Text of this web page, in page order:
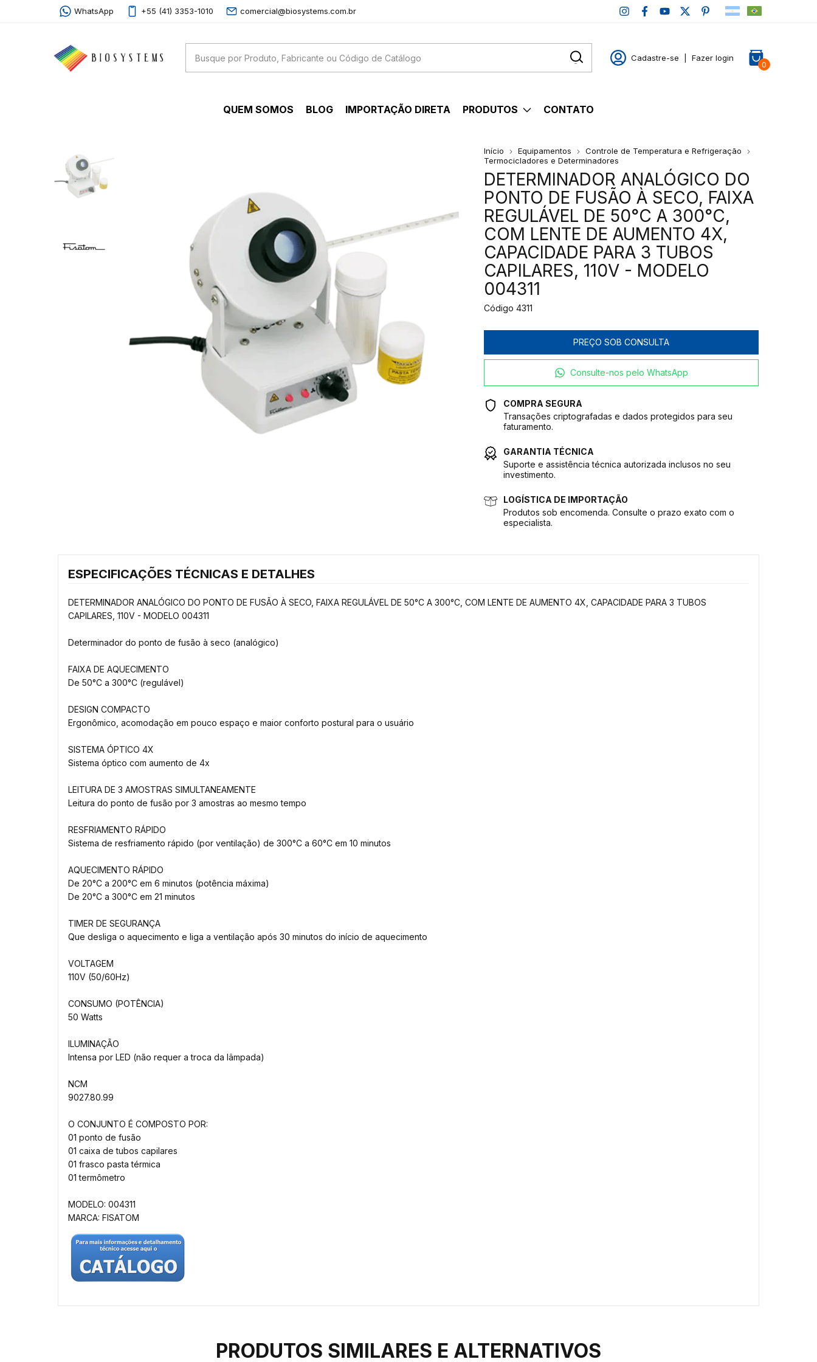
WhatsApp +55 (41) 3353-1010 comercial@biosystems.com.br
Cadastre-se Fazer login
0
QUEM SOMOS BLOG IMPORTAÇÃO DIRETA PRODUTOS CONTATO
Início Equipamentos
Controle de Temperatura e Refrigeração
Termocicladores e Determinadores
DETERMINADOR ANALÓGICO DO
PONTO DE FUSÃO À SECO, FAIXA
REGULÁVEL DE 50°C A 300°C,
COM LENTE DE AUMENTO 4X,
CAPACIDADE PARA 3 TUBOS
CAPILARES, 110V - MODELO
004311
Código 4311
Consulte-nos pelo WhatsApp
COMPRA SEGURA
Transações criptografadas e dados protegidos para seu
faturamento.
GARANTIA TÉCNICA
Suporte e assistência técnica autorizada inclusos no seu
investimento.
LOGÍSTICA DE IMPORTAÇÃO
Produtos sob encomenda. Consulte o prazo exato com o
especialista.
ESPECIFICAÇÕES TÉCNICAS E DETALHES
DETERMINADOR ANALÓGICO DO PONTO DE FUSÃO À SECO, FAIXA REGULÁVEL DE 50°C A 300°C, COM LENTE DE AUMENTO 4X, CAPACIDADE PARA 3 TUBOS
CAPILARES, 110V - MODELO 004311
Determinador do ponto de fusão à seco (analógico)
FAIXA DE AQUECIMENTO
De 50°C a 300°C (regulável)
DESIGN COMPACTO
Ergonômico, acomodação em pouco espaço e maior conforto postural para o usuário
SISTEMA ÓPTICO 4X
Sistema óptico com aumento de 4x
LEITURA DE 3 AMOSTRAS SIMULTANEAMENTE
Leitura do ponto de fusão por 3 amostras ao mesmo tempo
RESFRIAMENTO RÁPIDO
Sistema de resfriamento rápido (por ventilação) de 300°C a 60°C em 10 minutos
AQUECIMENTO RÁPIDO
De 20°C a 200°C em 6 minutos (potência máxima)
De 20°C a 300°C em 21 minutos
TIMER DE SEGURANÇA
Que desliga o aquecimento e liga a ventilação após 30 minutos do início de aquecimento
VOLTAGEM
110V (50/60Hz)
CONSUMO (POTÊNCIA)
50 Watts
ILUMINAÇÃO
Intensa por LED (não requer a troca da lâmpada)
NCM
9027.80.99
O CONJUNTO É COMPOSTO POR:
01 ponto de fusão
01 caixa de tubos capilares
01 frasco pasta térmica
01 termômetro
MODELO: 004311
MARCA: FISATOM
PRODUTOS SIMILARES E ALTERNATIVOS